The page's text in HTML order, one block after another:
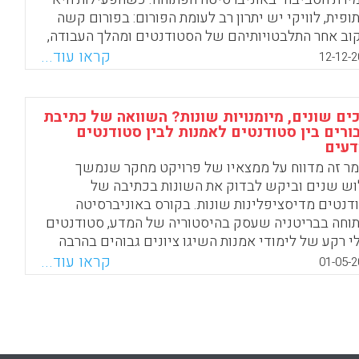
לוויקי יש יתרון רב לעומת הפורום: בפורום קשה
אחר התלבטויותיהם של הסטודנטים ומהלך העבודה,
בוויקי יש שקיפות מלאה של תהליך העבודה
ואפשר לבודד את חלקו של כל אחד
ואכן, מעקב אחר הכנת התקצירים בידי
הראה שבעריכתם השתתפו כל חברי החוליה.
מזו, בסביבת הוויקי אפשר לראות את התוצר המשותף
אחד, ואילו בפורום מוצגת סדרה של הודעות ותגובות,
אין מנהל שיסכם את הדיון – קשה לראות את המכלול
פישר, חגית מישר-טל)
WhatsApp
Facebook
Email
X
12-12- קראו עוד...
שונים, מיומנויות שונות? השוואה של כתיבת
בין סטודנטים לאמנות לבין סטודנטים
זה מדווח על ממצאיו של פרויקט מחקר שנמשך
שנים וביקש לבדוק את השונות בכתיבה של
מדיסציפלינות שונות. בקורס באוניברסיטה
בבריטניה שעסק בהיסטוריה של המדע, סטודנטים
רקע של לימודי אמנות השיגו ציונים גבוהים בהרבה
בעלי רקע מדעי. נתונים מטקסטים ומראיונות
על כך שההבדלים בכתיבת חיבורים בין
הדיסציפלינרי שלהם, ומעלים את השאלה עד כמה
01-05- קראו עוד...